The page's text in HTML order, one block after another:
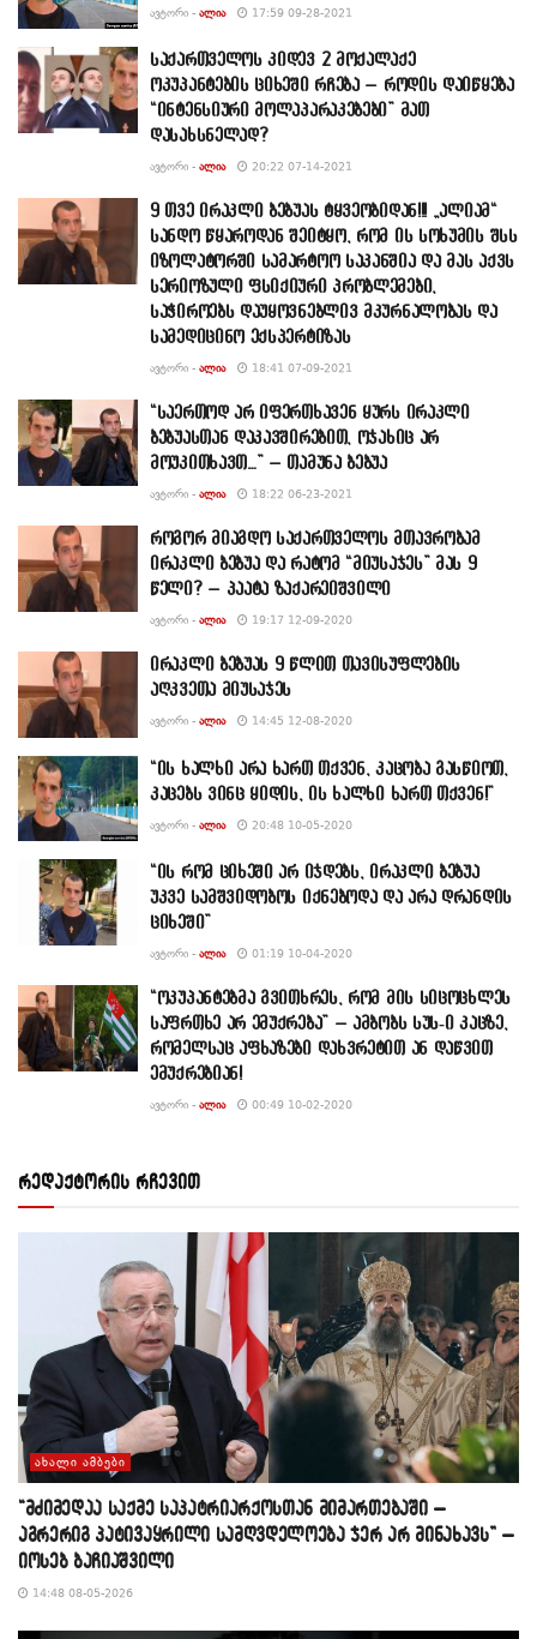
ᲐᲕᲢᲝᲠᲘ - ᲐᲚᲘᲐ 17:59 09-28-2021
საქართველოს კიდევ 2 მოქალაქე
ოკუპანტების ციხეში რჩება – როდის დაიწყება
“ინტენსიური მოლაპარაკებები” მათ
დასახსნელად?
ᲐᲕᲢᲝᲠᲘ - ᲐᲚᲘᲐ 20:22 07-14-2021
9 თვე ირაკლი ბებუას ტყვეობიდან!!! „ალიამ“
სანდო წყაროდან შეიტყო, რომ ის სოხუმის შსს
იზოლატორში სამარტოო საკანშია და მას აქვს
სერიოზული ფსიქიური პრობლემები,
საჭიროებს დაუყოვნებლივ მკურნალობას და
სამედიცინო ექსპერტიზას
ᲐᲕᲢᲝᲠᲘ - ᲐᲚᲘᲐ 18:41 07-09-2021
“საერთოდ არ იფერთხავენ ყურს ირაკლი
ბებუასთან დაკავშირებით, ოჯახიც არ
მოუკითხავთ…” – თამუნა ბებუა
ᲐᲕᲢᲝᲠᲘ - ᲐᲚᲘᲐ 18:22 06-23-2021
როგორ მიაგდო საქართველოს მთავრობამ
ირაკლი ბებუა და რატომ “მიუსაჯეს” მას 9
წელი? – პაატა ზაქარეიშვილი
ᲐᲕᲢᲝᲠᲘ - ᲐᲚᲘᲐ 19:17 12-09-2020
ირაკლი ბებუას 9 წლით თავისუფლების
აღკვეთა მიუსაჯეს
ᲐᲕᲢᲝᲠᲘ - ᲐᲚᲘᲐ 14:45 12-08-2020
“ის ხალხი არა ხართ თქვენ, კაცობა გასწიოთ,
კაცებს ვინც ყიდის, ის ხალხი ხართ თქვენ!”
ᲐᲕᲢᲝᲠᲘ - ᲐᲚᲘᲐ 20:48 10-05-2020
“ის რომ ციხეში არ იჯდებს, ირაკლი ბებუა
უკვე სამშვიდობოს იქნებოდა და არა დრანდის
ციხეში”
ᲐᲕᲢᲝᲠᲘ - ᲐᲚᲘᲐ 01:19 10-04-2020
“ოკუპანტებმა გვითხრეს, რომ მის სიცოცხლეს
საფრთხე არ ემუქრება” – ამბობს სუს-ი კაცზე,
რომელსაც აფხაზები დახვრეტით ან დაწვით
ემუქრებიან!
ᲐᲕᲢᲝᲠᲘ - ᲐᲚᲘᲐ 00:49 10-02-2020
რედაქტორის რჩევით
ᲐᲮᲐᲚᲘ ᲐᲛᲑᲔᲑᲘ
“მძიმედაა საქმე საპატრიარქოსთან მიმართებაში –
აგრერიგ პატივაყრილი სამღვდელოება ჯერ არ მინახავს” –
იოსებ ბაჩიაშვილი
14:48 08-05-2026